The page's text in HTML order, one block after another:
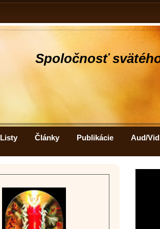
Spoločnosť
Listy Články Publikácie Aud/Vid